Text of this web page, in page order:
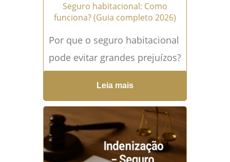
Seguro habitacional: Como
funciona? (Guia completo 2026)
Por que o seguro habitacional
pode evitar grandes prejuízos?
O seguro habitacional é um
dos instrumentos mais
importantes dentro de um
financiamento...Leia mais →
Leia mais